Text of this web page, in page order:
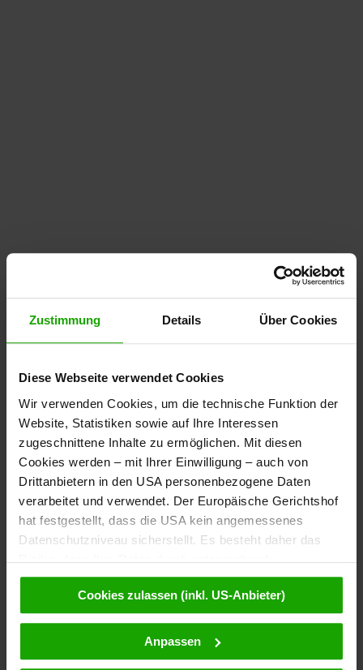
Zustimmung Details Über Cookies
Diese Webseite verwendet Cookies
Wir verwenden Cookies, um die technische Funktion der
Website, Statistiken sowie auf Ihre Interessen
zugeschnittene Inhalte zu ermöglichen. Mit diesen
Cookies werden – mit Ihrer Einwilligung – auch von
Drittanbietern in den USA personenbezogene Daten
verarbeitet und verwendet. Der Europäische Gerichtshof
hat festgestellt, dass die USA kein angemessenes
Datenschutzniveau sicherstellt. Es besteht daher das
Risiko, dass Ihre Daten durch entsprechende
Anordnungen gegenüber den Drittanbietern (z.B. Google,
Meta) dem Zugriff durch US-Behörden zu Kontroll- und
Überwachungszwecken unterliegen und dagegen keine
wirksamen Rechtsbehelfe zur Verfügung stehen. Mit
Ihrem Klick auf „Cookies (inkl. US-Anbietern)
Cookies zulassen (inkl. US-Anbieter)
Anpassen
Newsletter
eMagazin, den Kärntner Newsletter!
Zur Anmeldung
Touren entdecken
Das Tourenportal Kärnten liefert Routen mit Detail-Informationen
und Tipps rund ums Wandern, Radfahren, Laufen, Klettern, Ski-
Tourengehen, Freeriden oder Motorradfahren.
Anreise